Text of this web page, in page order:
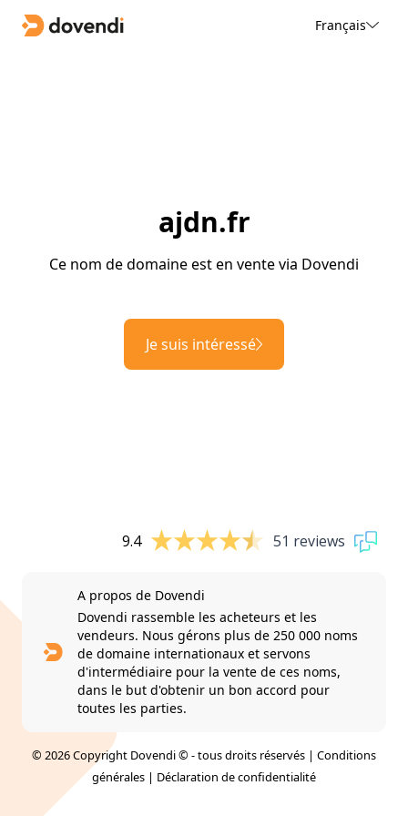
Français
ajdn.fr
Ce nom de domaine est en vente via Dovendi
Je suis intéressé
9.4 51 reviews
A propos de Dovendi
Dovendi rassemble les acheteurs et les
vendeurs. Nous gérons plus de 250 000 noms
de domaine internationaux et servons
d'intermédiaire pour la vente de ces noms,
dans le but d'obtenir un bon accord pour
toutes les parties.
© 2026 Copyright Dovendi © - tous droits réservés | Conditions
générales | Déclaration de confidentialité